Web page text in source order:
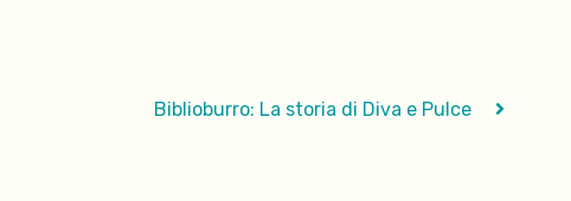
Biblioburro: La storia di Diva e Pulce